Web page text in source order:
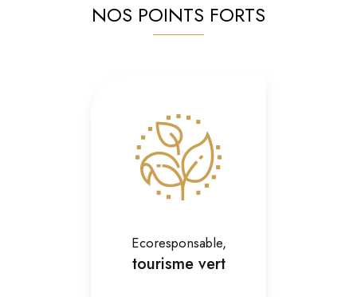
NOS POINTS FORTS
Ecoresponsable,
tourisme vert